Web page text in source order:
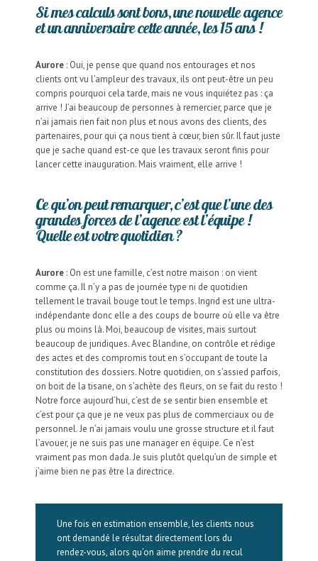
Si mes calculs sont bons, une nouvelle agence
et un anniversaire cette année, les 15 ans !
Aurore : Oui, je pense que quand nos entourages et nos
clients ont vu l’ampleur des travaux, ils ont peut-être un peu
compris pourquoi cela tarde, mais ne vous inquiétez pas : ça
arrive ! J’ai beaucoup de personnes à remercier, parce que je
n’ai jamais rien fait non plus et nous avons des clients, des
partenaires, pour qui ça nous tient à cœur, bien sûr. Il faut juste
que je sache quand est-ce que les travaux seront finis pour
lancer cette inauguration. Mais vraiment, elle arrive !
Ce qu’on peut remarquer, c’est que l’une des
grandes forces de l’agence est l’équipe !
Quelle est votre quotidien ?
Aurore : On est une famille, c’est notre maison : on vient
comme ça. Il n’y a pas de journée type ni de quotidien
tellement le travail bouge tout le temps. Ingrid est une ultra-
indépendante donc elle a des coups de bourre où elle va être
plus ou moins là. Moi, beaucoup de visites, mais surtout
beaucoup de juridiques. Avec Blandine, on contrôle et rédige
des actes et des compromis tout en s’occupant de toute la
constitution des dossiers. Notre quotidien, on s’assied parfois,
on boit de la tisane, on s’achète des fleurs, on se fait du resto !
Notre force aujourd’hui, c’est de se sentir bien ensemble et
c’est pour ça que je ne veux pas plus de commerciaux ou de
personnel. Je n’ai jamais voulu une grosse structure et il faut
l’avouer, je ne suis pas une manager en équipe. Ce n’est
vraiment pas mon dada. Je suis plutôt quelqu’un de simple et
j’aime bien ne pas être la directrice.
Une fois en estimation ensemble, les clients nous
ont demandé le résultat directement lors du
rendez-vous, alors qu’on aime prendre du recul